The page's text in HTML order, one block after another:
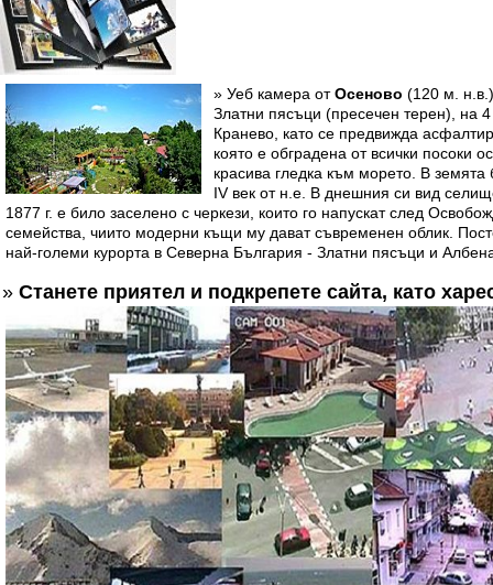
» Уеб камера отОсеново (120 м.
Златни пясъци (пресечен терен), на
Кранево, като се предвижда
която е обградена от всички посоки
красива гледка към морето. В
IV век от н.е. В днешния си вид
1877 г. е било заселено с черкези, които го напускат след
семейства, чиито модерни къщи му дават съвременен облик.
най-големи курорта в Северна България - Златни пясъци и
» Станете приятел и подкрепете сайта, като